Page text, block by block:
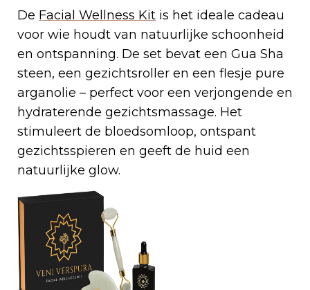
De Facial Wellness Kit is het ideale cadeau
voor wie houdt van natuurlijke schoonheid
en ontspanning. De set bevat een Gua Sha
steen, een gezichtsroller en een flesje pure
arganolie – perfect voor een verjongende en
hydraterende gezichtsmassage. Het
stimuleert de bloedsomloop, ontspant
gezichtsspieren en geeft de huid een
natuurlijke glow.